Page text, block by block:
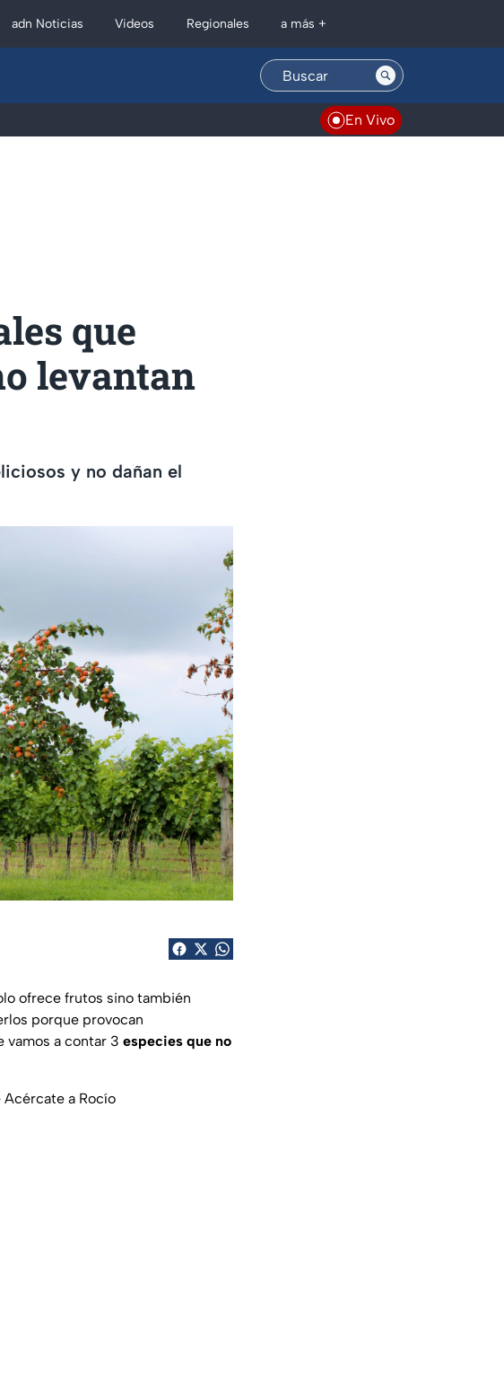
adn Noticias Videos Regionales a más +
En Vivo
que
levantan
y no dañan el
ofrece frutos sino también
porque provocan
vamos a contar 3 especies que no
a Rocío